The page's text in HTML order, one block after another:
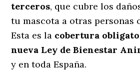
terceros, que cubre los
tu mascota a otras personas
Esta es la cobertura
nueva Ley de Bienestar
y en toda España.